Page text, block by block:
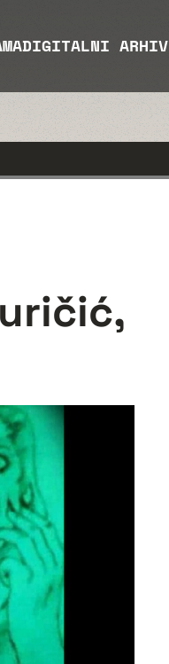
DIGITALNI ARHIV